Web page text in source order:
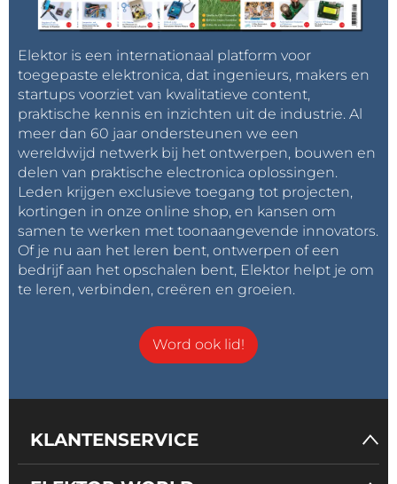
Elektor is een internationaal platform voor
toegepaste elektronica, dat ingenieurs, makers en
startups voorziet van kwalitatieve content,
praktische kennis en inzichten uit de industrie. Al
meer dan 60 jaar ondersteunen we een
wereldwijd netwerk bij het ontwerpen, bouwen en
delen van praktische electronica oplossingen.
Leden krijgen exclusieve toegang tot projecten,
kortingen in onze online shop, en kansen om
samen te werken met toonaangevende innovators.
Of je nu aan het leren bent, ontwerpen of een
bedrijf aan het opschalen bent, Elektor helpt je om
te leren, verbinden, creëren en groeien.
Word ook lid!
KLANTENSERVICE